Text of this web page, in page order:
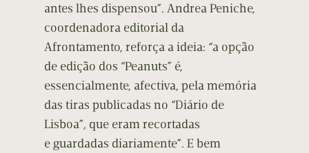
antes lhes dispensou”. Andrea Peniche,
coordenadora editorial da
Afrontamento, reforça a ideia: “a opção
de edição dos “Peanuts” é,
essencialmente, afectiva, pela memória
das tiras publicadas no “Diário de
Lisboa”, que eram recortadas
e guardadas diariamente”. E bem